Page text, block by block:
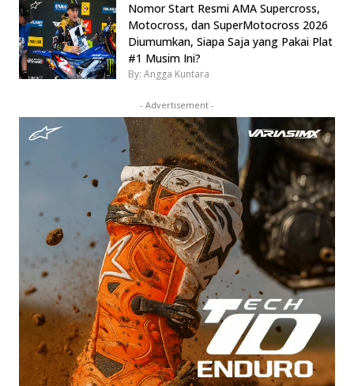
Nomor Start Resmi AMA Supercross,
Motocross, dan SuperMotocross 2026
Diumumkan, Siapa Saja yang Pakai Plat
#1 Musim Ini?
By: Angga Kuntara
- Advertisement -